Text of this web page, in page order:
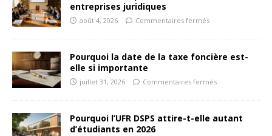
entreprises juridiques
août 4, 2026 Commentaires fermés
Pourquoi la date de la taxe foncière est-
elle si importante
juillet 31, 2026 Commentaires fermés
Pourquoi l’UFR DSPS attire-t-elle autant
d’étudiants en 2026